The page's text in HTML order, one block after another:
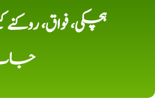
ہچکی، فواق،